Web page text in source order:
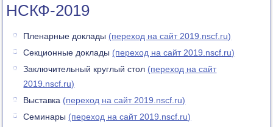
НСКФ-2019
Пленарные доклады (переход на сайт 2019.nscf.ru)
Секционные доклады (переход на сайт 2019.nscf.ru)
Заключительный круглый стол (переход на сайт
2019.nscf.ru)
Выставка (переход на сайт 2019.nscf.ru)
Семинары (переход на сайт 2019.nscf.ru)